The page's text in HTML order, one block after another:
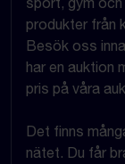
produkter från
Besök oss
har en auktion
pris på våra
Det finns
nätet. Du får